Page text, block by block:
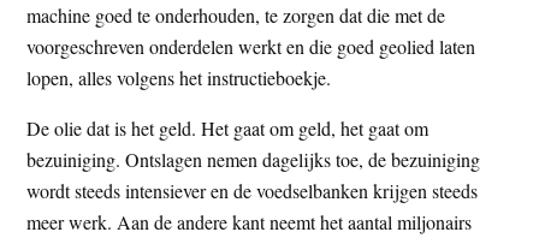
machine goed te onderhouden, te zorgen dat die met de
voorgeschreven onderdelen werkt en die goed geolied laten
lopen, alles volgens het instructieboekje.
De olie dat is het geld. Het gaat om geld, het gaat om
bezuiniging. Ontslagen nemen dagelijks toe, de bezuiniging
wordt steeds intensiever en de voedselbanken krijgen steeds
meer werk. Aan de andere kant neemt het aantal miljonairs